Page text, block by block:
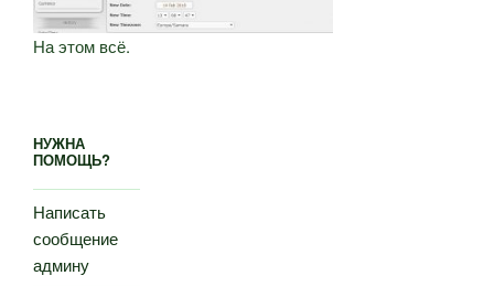
На этом всё.
НУЖНА
ПОМОЩЬ?
Написать
сообщение
админу